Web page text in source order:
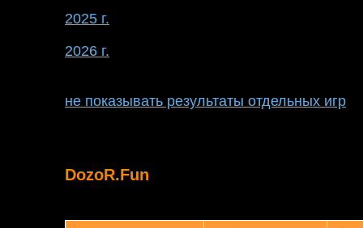
2025 г.
2026 г.
не показывать результаты отдельных игр
DozoR.Fun